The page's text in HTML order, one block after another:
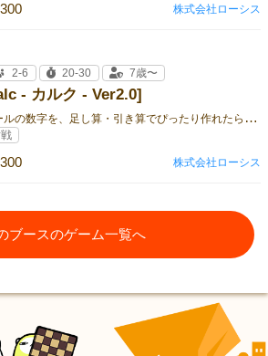
株式会社ローシス
- カルク - Ver2.0]
ゴ
ールの数字を、足し算・引き算でぴったり作れたら「カルク！」 シンプルなのに熱い、楽しいカードゲーム。
2-6 20-30 7歳〜
株式会社ローシス
ブースのゲーム一覧へ